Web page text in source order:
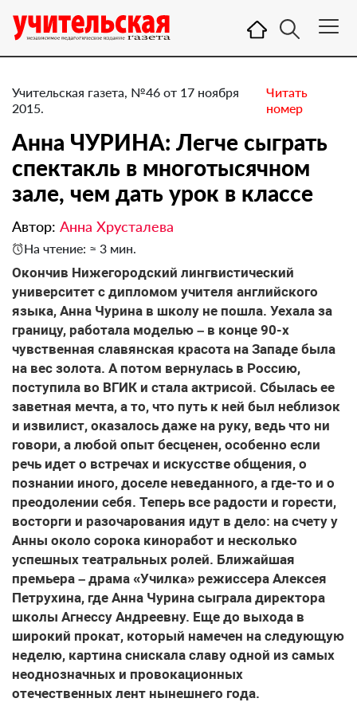
Учительская газета, №46 от 17 ноября
2015.
Читать
номер
Анна ЧУРИНА: Легче сыграть
спектакль в многотысячном
зале, чем дать урок в классе
Автор: Анна Хрусталева
На чтение: ≈ 3 мин.
Окончив Нижегородский лингвистический
университет с дипломом учителя английского
языка, Анна Чурина в школу не пошла. Уехала за
границу, работала моделью – в конце 90-х
чувственная славянская красота на Западе была
на вес золота. А потом вернулась в Россию,
поступила во ВГИК и стала актрисой. Сбылась ее
заветная мечта, а то, что путь к ней был неблизок
и извилист, оказалось даже на руку, ведь что ни
говори, а любой опыт бесценен, особенно если
речь идет о встречах и искусстве общения, о
познании иного, доселе неведанного, а где-то и о
преодолении себя. Теперь все радости и горести,
восторги и разочарования идут в дело: на счету у
Анны около сорока киноработ и несколько
успешных театральных ролей. Ближайшая
премьера – драма «Училка» режиссера Алексея
Петрухина, где Анна Чурина сыграла директора
школы Агнессу Андреевну. Еще до выхода в
широкий прокат, который намечен на следующую
неделю, картина снискала славу одной из самых
неоднозначных и провокационных
отечественных лент нынешнего года.